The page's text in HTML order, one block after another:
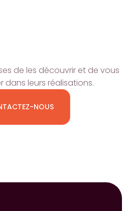
de les découvrir et de vous
leurs réalisations.
NOUS